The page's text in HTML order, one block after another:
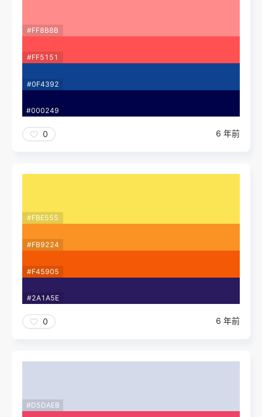
#FF8B8B
#FF5151
#0F4392
#000249
0 6 年前
#FBE555
#FB9224
#F45905
#2A1A5E
0 6 年前
#D5DAEB